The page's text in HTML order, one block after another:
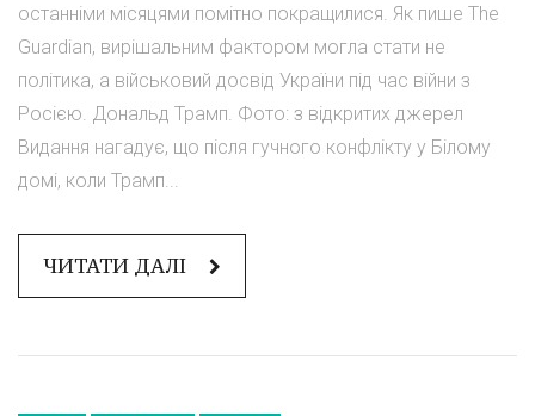
останніми місяцями помітно покращилися. Як пише The
Guardian, вирішальним фактором могла стати не
політика, а військовий досвід України під час війни з
Росією. Дональд Трамп. Фото: з відкритих джерел
Видання нагадує, що після гучного конфлікту у Білому
домі, коли Трамп...
ЧИТАТИ ДАЛІ